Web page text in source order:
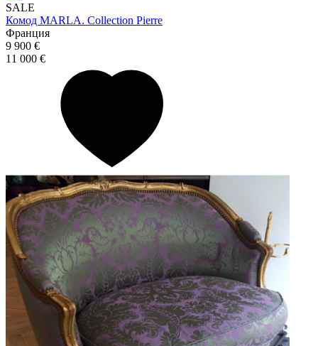
SALE
Комод MARLA. Collection Pierre
Франция
9 900 €
11 000 €